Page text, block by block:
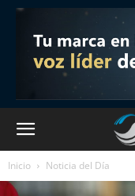
Inicio Noticia del Día